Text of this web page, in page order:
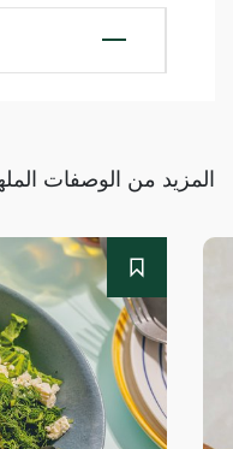
المزيد من الوصفات